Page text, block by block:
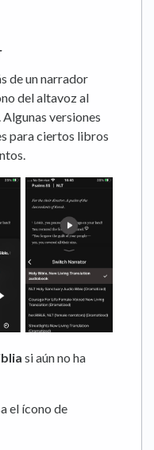
de un narrador
del altavoz al
versiones
para ciertos libros
si aún no ha
el ícono de